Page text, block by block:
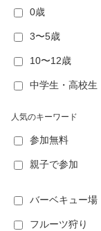
0歳
3〜5歳
10〜12歳
中学生・高校生
人気のキーワード
参加無料
親子で参加
バーベキュー場
フルーツ狩り